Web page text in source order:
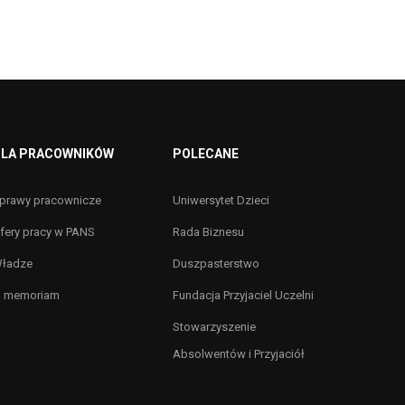
PRACOWNIKÓW
pracownicze
pracy w PANS
memoriam
POLECANE
Uniwersytet Dzieci
Rada Biznesu
Duszpasterstwo
Fundacja Przyjaciel Uczelni
Stowarzyszenie
Absolwentów i Przyjaciół